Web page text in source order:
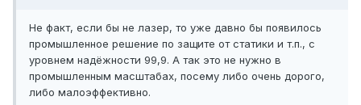
Не факт, если бы не лазер, то уже давно бы появилось
промышленное решение по защите от статики и т.п., с
уровнем надёжности 99,9. А так это не нужно в
промышленным масштабах, посему либо очень дорого,
либо малоэффективно.